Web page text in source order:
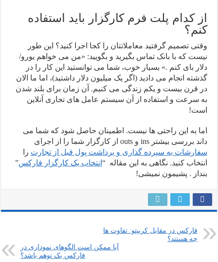
از کدام پلت فرم کارگزار باید استفاده
کنم؟
وقتی تصمیم گرفتید معاملاتتان را کجا اجرا کنید؟ این طور
نیست که با بانک تماس بگیرید و بگویید: «من می خواهم یورو/
دلار بای کنم .» بسیار خوب، شما می توانستید این کار را در
گذشته انجام می دادید (اگر یک میلیون دلار داشتید)، اما ما الان
در قرن بیست و یکم زندگی می کنیم. آن زمان برای بلند شدن
به سرعت و استفاده از آن سیستم عامل های تجاری آنلاین
است!
اما به این راحتی ها نیست. اطمینان حاصل شود که شما می
داند بررسی بیشتر ins و outs از کارگزار شما را از اجرای
سفارشات به سپرده گذاری و برداشت پول قبل از تجارت را
انتخاب کنید. نگاهی به این مقاله “ انتخاب یک کارگزار فارکس”
بنداز . پشیمون نمیشی!
فارکس در مقابل کریپتو: تفاوت ها
چه هستند؟
آیا ممکن است الگوهای نموداری در
فارکس یک توهم باشد؟